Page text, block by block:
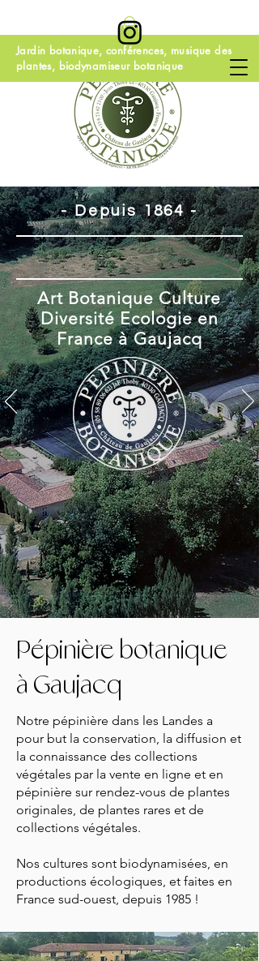
Jardin botanique, conférences, musique des
plantes, biodynamiseur botanique
- Depuis 1864 -
Art Botanique Culture
Diversité Ecologie en
France à Gaujacq
Pépinière botanique
à Gaujacq
Notre pépinière dans les Landes a
pour but la conservation, la diffusion et
la connaissance des collections
végétales par la vente en ligne et en
pépinière sur rendez-vous de plantes
originales, de plantes rares et de
collections végétales.
Nos cultures sont biodynamisées, en
productions écologiques, et faites en
France sud-ouest, depuis 1985 !